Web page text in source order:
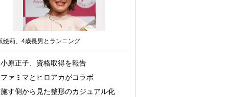
絵莉、4歳長男とランニング
小原正子、資格取得を報告
ファミマとヒロアカがコラボ
施す側から見た整形のカジュアル化